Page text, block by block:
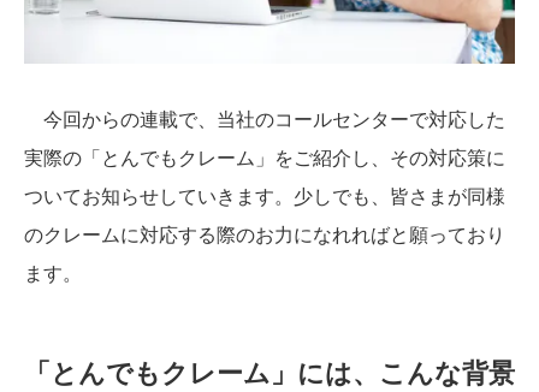
今回からの連載で、当社のコールセンターで対応した
実際の「とんでもクレーム」をご紹介し、その対応策に
ついてお知らせしていきます。少しでも、皆さまが同様
のクレームに対応する際のお力になれればと願っており
ます。
「とんでもクレーム」には、こんな背景